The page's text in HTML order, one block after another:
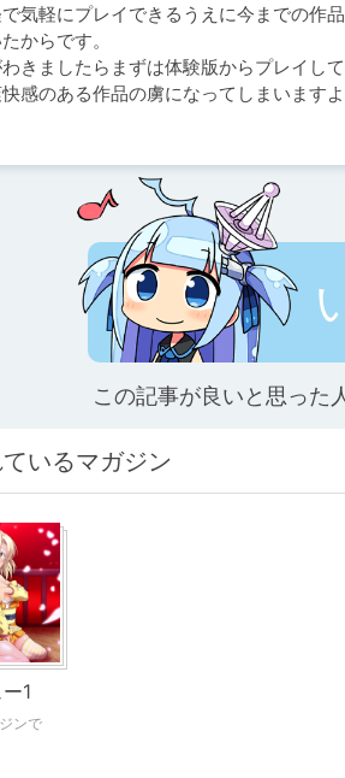
気軽にプレイできるうえに今までの作
からです。
きましたらまずは体験版からプレイして
感のある作品の虜になってしまいますよ
この記事が良いと思った
いるマガジン
1
ンで